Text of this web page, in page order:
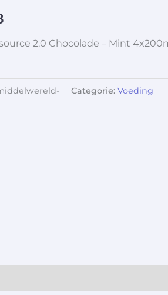
2.0 Chocolade – Mint
Categorie: Voeding